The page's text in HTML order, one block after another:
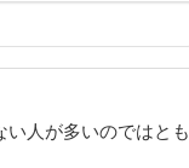
人が多いのではとも